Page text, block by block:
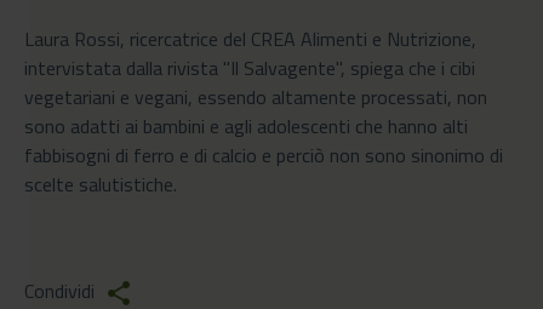
Laura Rossi, ricercatrice del CREA Alimenti e Nutrizione,
intervistata dalla rivista "Il Salvagente", spiega che i cibi
vegetariani e vegani, essendo altamente processati, non
sono adatti ai bambini e agli adolescenti che hanno alti
fabbisogni di ferro e di calcio e perciò non sono sinonimo di
scelte salutistiche.
Condividi share